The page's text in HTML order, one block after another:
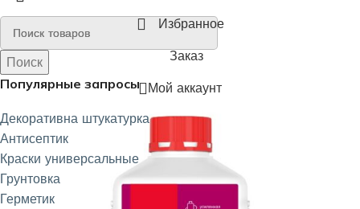
Поиск
Популярные запросы
Декоративна штукатурка
Антисептик
Краски универсальные
Грунтовка
Герметик
Поиск
Избранное
Заказ
Мой аккаунт